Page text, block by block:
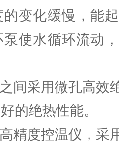
变化缓慢，能
泵使水循环流动
间采用微孔高效
的绝热性能。
精度控温仪，采